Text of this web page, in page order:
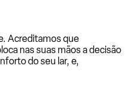
Acreditamos que
nas suas mãos a decisão
do seu lar, e,